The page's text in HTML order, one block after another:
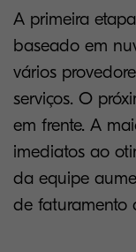
A primeira
baseado em
vários
serviços. O
em frente. A
imediatos ao
da equipe
de faturamento